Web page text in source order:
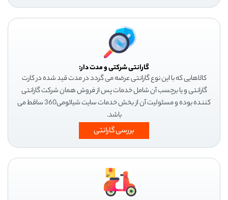
گارانتی شرکتی و مدت دار:
کالاهایی که با این نوع گارانتی عرضه می گردد در مدت قید شده در کارت
گارانتی و یا برچسب آن شامل خدمات پس از فروش همان شرکت گارانتی
کننده بوده و مسئولیت آن از بخش خدمات سایت شیائومی360 ساقط می
باشد.
بررسی گارانتی